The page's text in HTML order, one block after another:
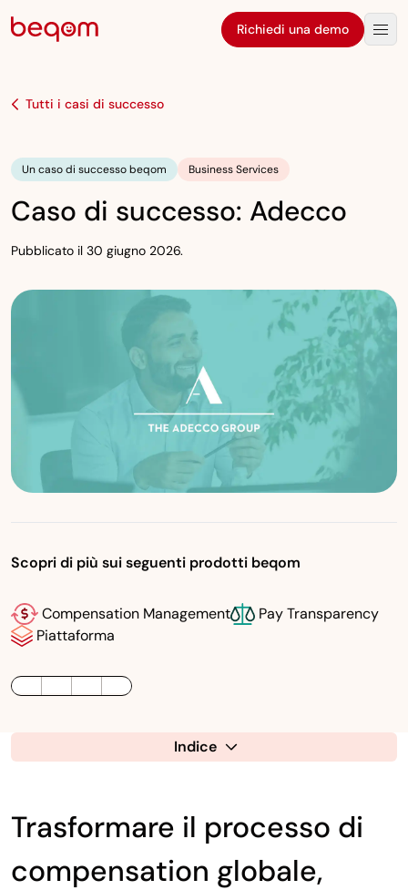
Richiedi una demo
Tutti i casi di successo
Un caso di successo beqom Business Services
Caso di successo: Adecco
Pubblicato il 30 giugno 2026.
Scopri di più sui seguenti prodotti beqom
Compensation Management
Pay Transparency
Piattaforma
LinkedInTwitter / XFacebook
Indice
Trasformare il processo di
compensation globale,